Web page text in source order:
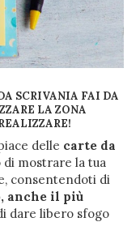
SCRIVANIA FAI DA
LA ZONA
delle carte da
mostrare la tua
consentendoti di
anche il più
dare libero sfogo